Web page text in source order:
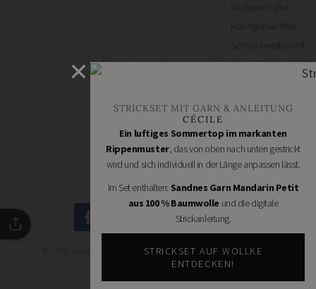
Wollgeschäfte
Handgemachtes
Schneidereibedarf
Handarbeitszubehör
Shops
Schmuckzubehör
Nähmaschinen
© 2026 Handmade Kultur - DIY Community - Schöne Dinge
selbermachen.
STRICKSET MIT GARN & ANLEITUNG
CÉCILE
Ein luftiges Sommertop im markanten
Rippenmuster, das von oben nach unten gestrickt
wird und sich individuell in der Länge anpassen lässt.
Im Set enthalten: Sandnes Garn Mandarin Petit
aus 100 % Baumwolle und die digitale
Strickanleitung.
STRICKSET AUF WOLLKE
ENTDECKEN!